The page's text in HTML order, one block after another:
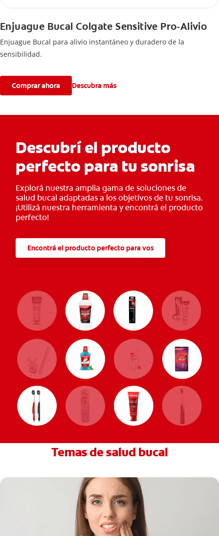
Enjuague Bucal Colgate Sensitive Pro-Alivio
Enjuague Bucal para alivio instantáneo y duradero de la
sensibilidad.
Comprar ahora Descubra más
Descubrí el producto
perfecto para tu sonrisa
Explorá nuestra amplia gama de soluciones de
salud bucal adaptadas a los objetivos de tu sonrisa.
¡Utilizá nuestra herramienta y encontrá el producto
perfecto!
Encontrá el producto perfecto para vos
Temas de salud bucal